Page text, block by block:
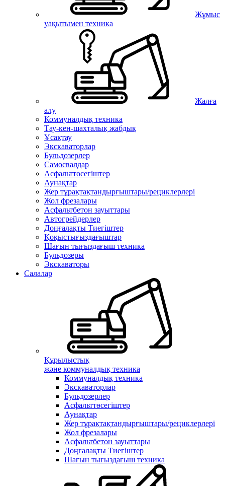
Жұмыс
уақытымен техника
Жалға
алу
Коммуналдық техника
Тау-кен-шахталық жабдық
Ұсақтау
Экскаваторлар
Бульдозерлер
Самосвалдар
Асфальттөсегіштер
Аунақтар
Жер тұрақтақтандырғыштары/рециклерлері
Жол фрезалары
Асфальтбетон зауыттары
Автогрейдерлер
Доңғалақты Тиегіштер
Қоқыстығыздағыштар
Шағын тығыздағыш техника
Бульдозеры
Экскаваторы
Салалар
Құрылыстық
және коммуналдық техника
Коммуналдық техника
Экскаваторлар
Бульдозерлер
Асфальттөсегіштер
Аунақтар
Жер тұрақтақтандырғыштары/рециклерлері
Жол фрезалары
Асфальтбетон зауыттары
Доңғалақты Тиегіштер
Шағын тығыздағыш техника